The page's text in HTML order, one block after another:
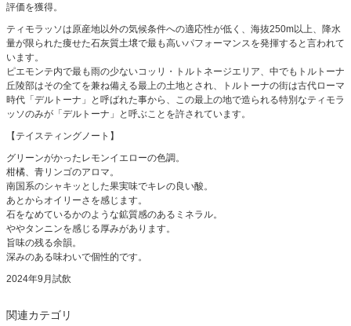
評価を獲得。
ティモラッソは原産地以外の気候条件への適応性が低く、海抜250m以上、降水
量が限られた痩せた石灰質土壌で最も高いパフォーマンスを発揮すると言われて
います。
ピエモンテ内で最も雨の少ないコッリ・トルトネージエリア、中でもトルトーナ
丘陵部はその全てを兼ね備える最上の土地とされ、トルトーナの街は古代ローマ
時代「デルトーナ」と呼ばれた事から、この最上の地で造られる特別なティモラ
ッソのみが「デルトーナ」と呼ぶことを許されています。
【テイスティングノート】
グリーンがかったレモンイエローの色調。
柑橘、青リンゴのアロマ。
南国系のシャキッとした果実味でキレの良い酸。
あとからオイリーさを感じます。
石をなめているかのような鉱質感のあるミネラル。
ややタンニンを感じる厚みがあります。
旨味の残る余韻。
深みのある味わいで個性的です。
2024年9月試飲
関連カテゴリ